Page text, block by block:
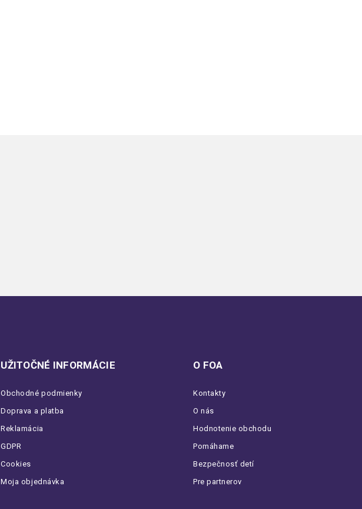
UŽITOČNÉ INFORMÁCIE
Obchodné podmienky
Doprava a platba
Reklamácia
GDPR
Cookies
Moja objednávka
O FOA
Kontakty
O nás
Hodnotenie obchodu
Pomáhame
Bezpečnosť detí
Pre partnerov